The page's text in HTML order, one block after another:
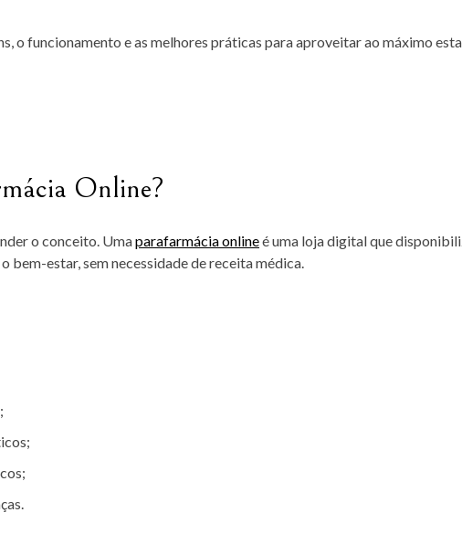
o funcionamento e as melhores práticas para aproveitar ao máximo esta
Online?
o conceito. Umaparafarmácia onlineé uma loja digital que
bem-estar, sem necessidade de receita médica.